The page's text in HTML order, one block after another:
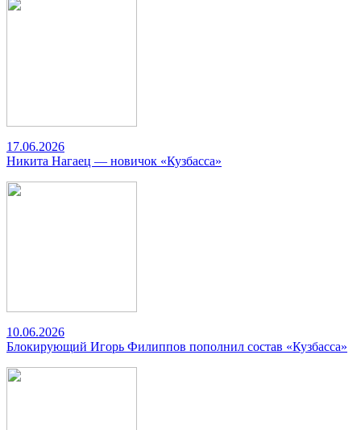
17.06.2026
Никита Нагаец — новичок «Кузбасса»
10.06.2026
Блокирующий Игорь Филиппов пополнил состав «Кузбасса»